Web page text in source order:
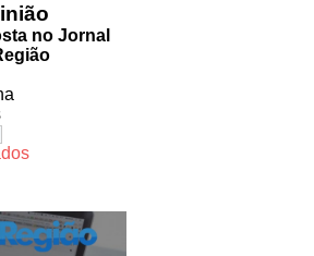
no Jornal